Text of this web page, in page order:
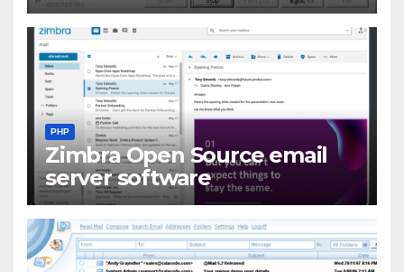
PHP
Zimbra Open Source email
server software